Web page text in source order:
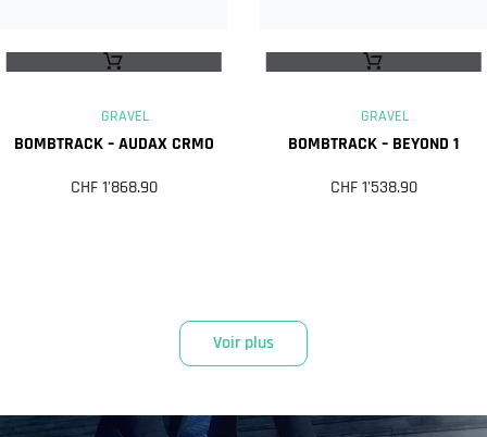
GRAVEL
BOMBTRACK – AUDAX CRMO
CHF1'868.90
GRAVEL
BOMBTRACK – BEYOND 1
CHF1'538.90
Voir plus